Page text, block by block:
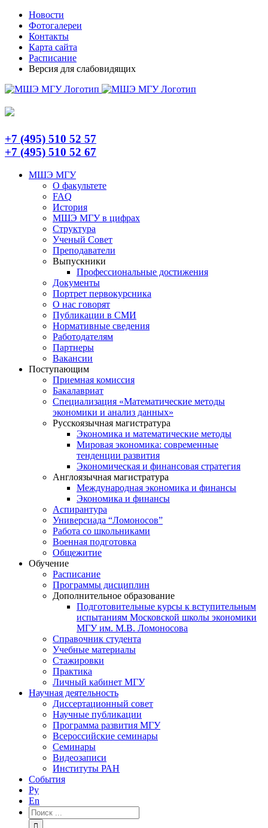
Skip
content
TelegramНовости
Фотогалереи
Контакты
Карта сайта
Расписание
Версия для слабовидящих
+7 (495) 510 52 57
+7 (495) 510 52 67
МШЭ МГУ
О факультете
FAQ
История
МШЭ МГУ в цифрах
Структура
Ученый Совет
Преподаватели
Выпускники
Профессиональные достижения
Документы
Портрет первокурсника
О нас говорят
Публикации в СМИ
Нормативные сведения
Работодателям
Партнеры
Вакансии
Поступающим
Приемная комиссия
Бакалавриат
Специализация «Математические методы
экономики и анализ данных»
Русскоязычная магистратура
Экономика и математические методы
Мировая экономика: современные
тенденции развития
Экономическая и финансовая стратегия
Англоязычная магистратура
Международная экономика и финансы
Экономика и финансы
Аспирантура
Универсиада “Ломоносов”
Работа со школьниками
Военная подготовка
Общежитие
Обучение
Расписание
Программы дисциплин
Дополнительное образование
Подготовительные курсы к вступительным
испытаниям Московской школы экономики
МГУ им. М.В. Ломоносова
Справочник студента
Учебные материалы
Стажировки
Практика
Личный кабинет МГУ
Научная деятельность
Диссертационный совет
Научные публикации
Программа развития МГУ
Всероссийские семинары
Семинары
Видеозаписи
Институты РАН
События
Ру
En
Результат
поиска: